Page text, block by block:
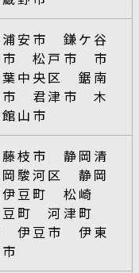
安市 鎌ケ谷
松戸市 市
中央区 鋸南
君津市 木
山市
枝市 静岡清
駿河区 静岡
豆町 松崎
町 河津町
伊豆市 伊東